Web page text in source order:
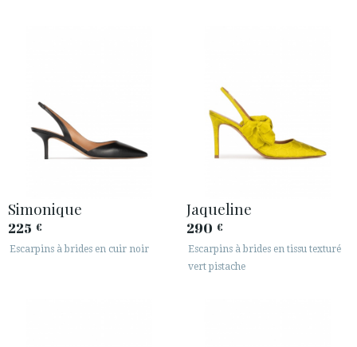
Simonique
225 €
Escarpins à brides en cuir noir
Jaqueline
290 €
Escarpins à brides en tissu texturé
vert pistache